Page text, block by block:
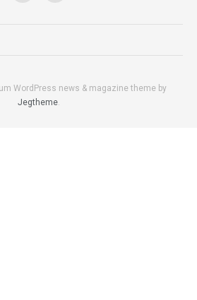
WordPress news & magazine theme by
Jegtheme